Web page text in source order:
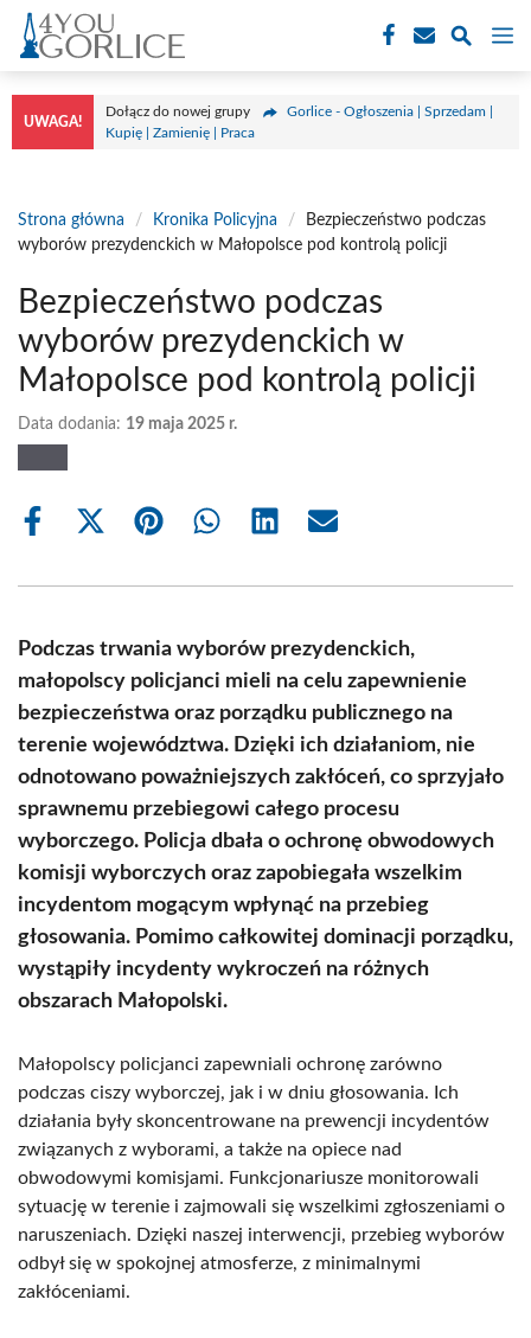
Przejdź
treści
UWAGA!
Dołącz do nowej grupy
Gorlice - Ogłoszenia | Sprzedam |
Kupię | Zamienię | Praca
Strona główna / Kronika Policyjna /
Bezpieczeństwo podczas
wyborów prezydenckich w Małopolsce pod kontrolą policji
Bezpieczeństwo podczas
wyborów prezydenckich w
Małopolsce pod kontrolą policji
Data dodania: 19 maja 2025 r.
Share
Share
(Twitter)
Share Share Share Share
Podczas trwania wyborów prezydenckich,
małopolscy policjanci mieli na celu zapewnienie
bezpieczeństwa oraz porządku publicznego na
terenie województwa. Dzięki ich działaniom, nie
odnotowano poważniejszych zakłóceń, co sprzyjało
sprawnemu przebiegowi całego procesu
wyborczego. Policja dbała o ochronę obwodowych
komisji wyborczych oraz zapobiegała wszelkim
incydentom mogącym wpłynąć na przebieg
głosowania. Pomimo całkowitej dominacji porządku,
wystąpiły incydenty wykroczeń na różnych
obszarach Małopolski.
Małopolscy policjanci zapewniali ochronę zarówno
podczas ciszy wyborczej, jak i w dniu głosowania. Ich
działania były skoncentrowane na prewencji incydentów
związanych z wyborami, a także na opiece nad
obwodowymi komisjami. Funkcjonariusze monitorowali
sytuację w terenie i zajmowali się wszelkimi zgłoszeniami o
naruszeniach. Dzięki naszej interwencji, przebieg wyborów
odbył się w spokojnej atmosferze, z minimalnymi
zakłóceniami.